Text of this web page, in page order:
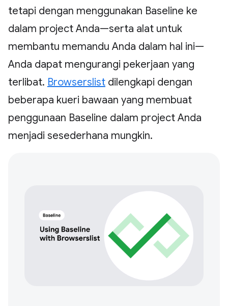
tetapi dengan menggunakan Baseline ke
dalam project Anda—serta alat untuk
membantu memandu Anda dalam hal ini—
Anda dapat mengurangi pekerjaan yang
terlibat. Browserslist dilengkapi dengan
beberapa kueri bawaan yang membuat
penggunaan Baseline dalam project Anda
menjadi sesederhana mungkin.